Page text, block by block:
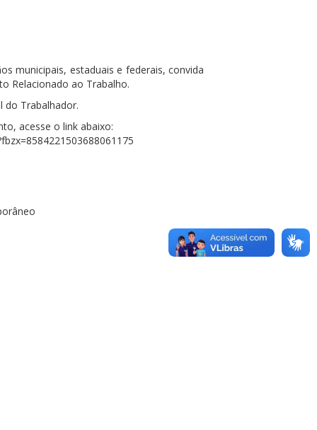
municipais, estaduais e federais, convida
Relacionado ao Trabalho.
do Trabalhador.
acesse o link abaixo: